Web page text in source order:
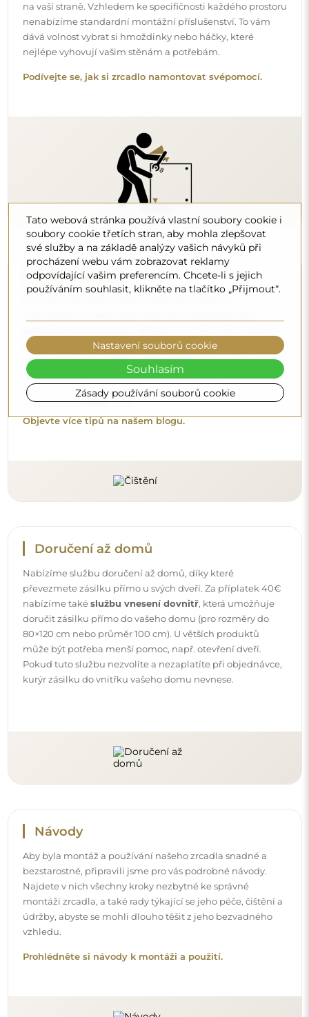
na vaší straně. Vzhledem ke specifičnosti každého prostoru
nenabízíme standardní montážní příslušenství. To vám
dává volnost vybrat si hmoždinky nebo háčky, které
nejlépe vyhovují vašim stěnám a potřebám.
Podívejte se, jak si zrcadlo namontovat svépomocí.
Čištění a péče
pH (kolem 7). Vyhněte se silným čisticím prostředkům
obsahujícím ocet, čpavek nebo silné kyseliny – díky tomu
si zrcadlo zachová krásný odraz po mnoho let.
Chcete se dozvědět více?
Objevte více tipů na našem blogu.
Doručení až domů
Nabízíme službu doručení až domů, díky které
převezmete zásilku přímo u svých dveří. Za příplatek 40€
nabízíme takéslužbu vnesení dovnitř, která umožňuje
doručit zásilku přímo do vašeho domu (pro rozměry do
80×120 cm nebo průměr 100 cm). U větších produktů
může být potřeba menší pomoc, např. otevření dveří.
Pokud tuto službu nezvolíte a nezaplatíte při objednávce,
kurýr zásilku do vnitřku vašeho domu nevnese.
Návody
Aby byla montáž a používání našeho zrcadla snadné a
bezstarostné, připravili jsme pro vás podrobné návody.
Najdete v nich všechny kroky nezbytné ke správné
montáži zrcadla, a také rady týkající se jeho péče, čištění a
údržby, abyste se mohli dlouho těšit z jeho bezvadného
vzhledu.
Prohlédněte si návody k montáži a použití.
Tato webová stránka používá vlastní soubory cookie i
soubory cookie třetích stran, aby mohla zlepšovat
své služby a na základě analýzy vašich návyků při
procházení webu vám zobrazovat reklamy
odpovídající vašim preferencím. Chcete-li s jejich
používáním souhlasit, klikněte na tlačítko „Přijmout“.
Zásady používání souborů cookie
Nastavení souborů cookie
Souhlasím